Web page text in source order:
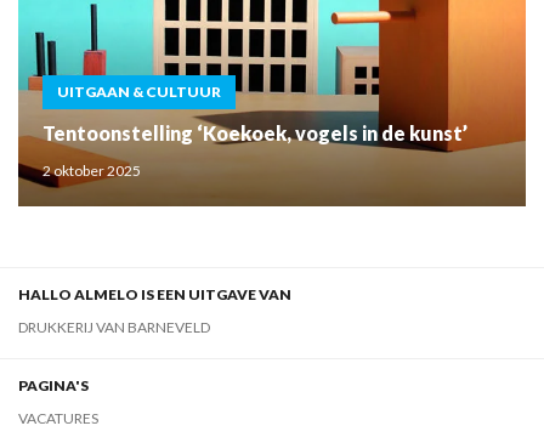
UITGAAN & CULTUUR
Tentoonstelling ‘Koekoek, vogels in de kunst’
2 oktober 2025
HALLO ALMELO IS EEN UITGAVE VAN
DRUKKERIJ VAN BARNEVELD
PAGINA'S
VACATURES